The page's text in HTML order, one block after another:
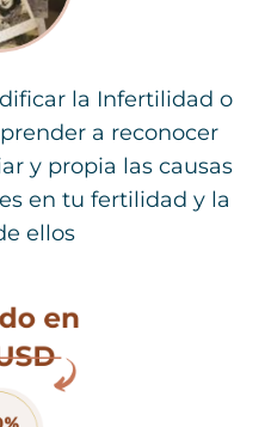
la Infertilidad o
a reconocer
y propia las causas
en tu fertilidad y la
ellos